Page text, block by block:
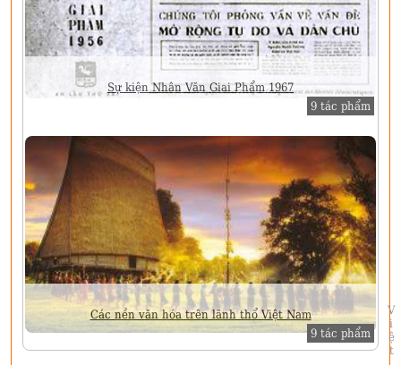
Sự kiện Nhân Văn Giai Phẩm 1967
9 tác phẩm
Các nền văn hóa trên lãnh thổ Việt Nam
9 tác phẩm